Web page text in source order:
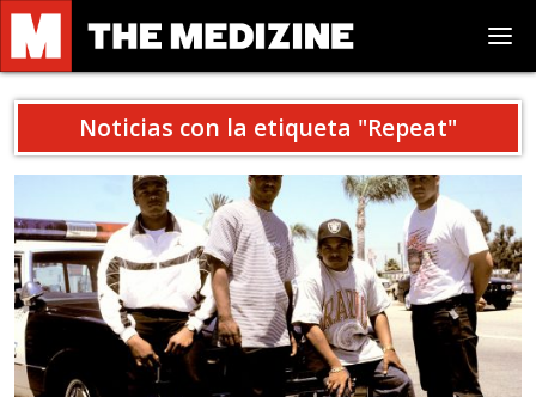
Noticias con la etiqueta "Repeat"